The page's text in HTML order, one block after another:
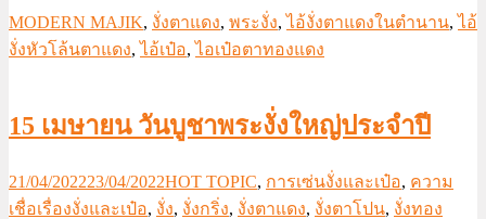
MODERN MAJIK, งั่งตาแดง, พระงั่ง,ไอ้งั่งตาแดงในตำนาน,ไอ้
งั่งหัวโล้นตาแดง,ไอ้เป๋อ,ไอเป๋อตาทองแดง
15 เมษายน วันบูชาพระงั่งใหญ่ประจำปี
21/04/202223/04/2022HOT TOPIC, การเซ่นงั่งและเป๋อ, ความ
เชื่อเรื่องงั่งและเป๋อ, งั่ง, งั่งกริ่ง, งั่งตาแดง, งั่งตาโปน, งั่งทอง